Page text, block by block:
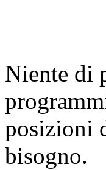
Niente di
posizioni
bisogno.